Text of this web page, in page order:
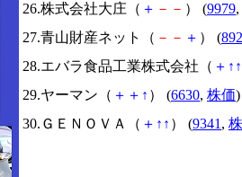
26.株式会社大庄（ ＋ － － ） (9979,
27.青山財産ネット（ － － ＋ ） (
28.エバラ食品工業株式会社（ ＋ ↑ ↑
29.ヤーマン（ ＋ ＋ ↑ ） (6630, 株価
30.ＧＥＮＯＶＡ（ ＋ ↑ ↑ ） (9341 ,